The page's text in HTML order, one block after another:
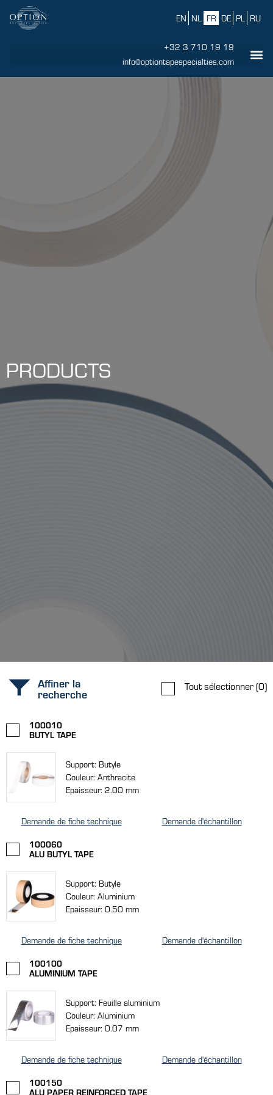
EN NL FR DE PL RU
+32 3 710 19 19
info@optiontapespecialties.com
PRODUCTS
Affiner la
recherche
Tout sélectionner(0)
100010
BUTYL TAPE
Support: Butyle
Couleur: Anthracite
Epaisseur: 2.00 mm
Demande de fiche technique
Demande d'échantillon
100060
ALU BUTYL TAPE
Support: Butyle
Couleur: Aluminium
Epaisseur: 0.50 mm
Demande de fiche technique
Demande d'échantillon
100100
ALUMINIUM TAPE
Support: Feuille aluminium
Couleur: Aluminium
Epaisseur: 0.07 mm
Demande de fiche technique
Demande d'échantillon
100150
ALU PAPER REINFORCED TAPE